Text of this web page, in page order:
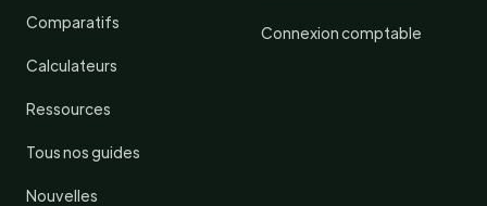
Comparatifs
Calculateurs
Ressources
Tous nos guides
Nouvelles
Connexion comptable